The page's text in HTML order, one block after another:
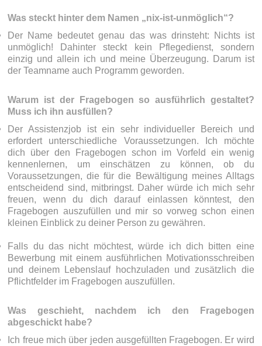
Was steckt hinter dem Namen „nix-ist-unmöglich“?
Der Name bedeutet genau das was drinsteht: Nichts ist
unmöglich! Dahinter steckt kein Pflegedienst, sondern
einzig und allein ich und meine Überzeugung. Darum ist
der Teamname auch Programm geworden.
Warum ist der Fragebogen so ausführlich gestaltet?
Muss ich ihn ausfüllen?
Der Assistenzjob ist ein sehr individueller Bereich und
erfordert unterschiedliche Voraussetzungen. Ich möchte
dich über den Fragebogen schon im Vorfeld ein wenig
kennenlernen, um einschätzen zu können, ob du
Voraussetzungen, die für die Bewältigung meines Alltags
entscheidend sind, mitbringst. Daher würde ich mich sehr
freuen, wenn du dich darauf einlassen könntest, den
Fragebogen auszufüllen und mir so vorweg schon einen
kleinen Einblick zu deiner Person zu gewähren.
Falls du das nicht möchtest, würde ich dich bitten eine
Bewerbung mit einem ausführlichen Motivationsschreiben
und deinem Lebenslauf hochzuladen und zusätzlich die
Pflichtfelder im Fragebogen auszufüllen.
Was geschieht, nachdem ich den Fragebogen
abgeschickt habe?
Ich freue mich über jeden ausgefüllten Fragebogen. Er wird